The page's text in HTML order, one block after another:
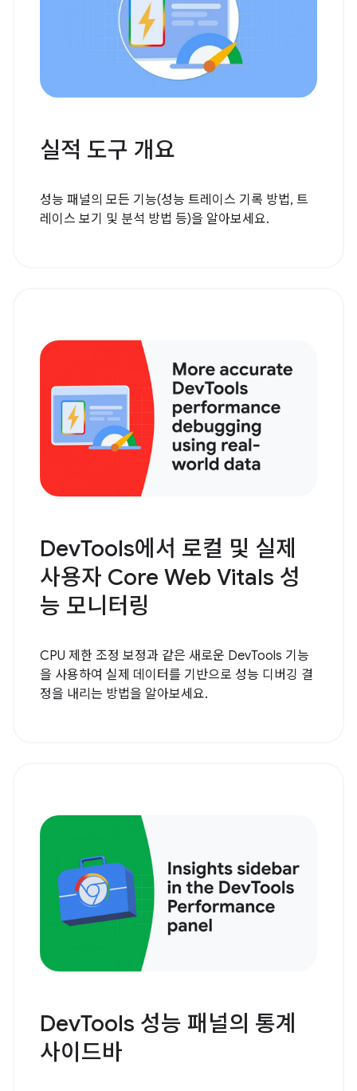
실적 도구 개요
성능 패널의 모든 기능(성능 트레이스 기록 방법, 트
레이스 보기 및 분석 방법 등)을 알아보세요.
DevTools에서 로컬 및 실제
사용자 Core Web Vitals 성
능 모니터링
CPU 제한 조정 보정과 같은 새로운 DevTools 기능
을 사용하여 실제 데이터를 기반으로 성능 디버깅 결
정을 내리는 방법을 알아보세요.
DevTools 성능 패널의 통계
사이드바